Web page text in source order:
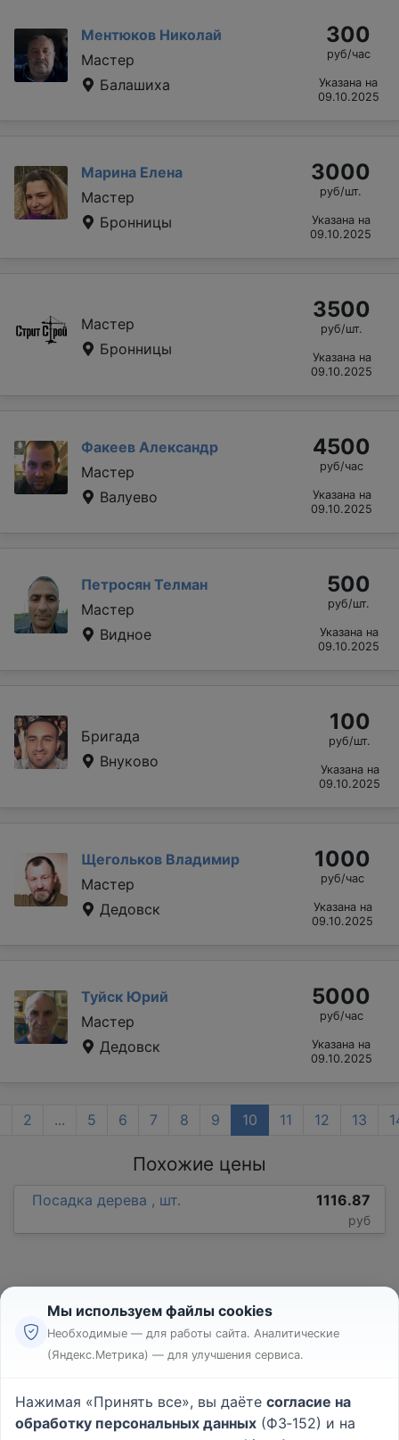
Ментюков Николай
Мастер
Балашиха
300
руб/час
Указана на
09.10.2025
Марина Елена
Мастер
Бронницы
3000
руб/шт.
Указана на
09.10.2025
Мастер
Бронницы
3500
руб/шт.
Указана на
09.10.2025
Факеев Александр
Мастер
Валуево
4500
руб/час
Указана на
09.10.2025
Петросян Телман
Мастер
Видное
500
руб/шт.
Указана на
09.10.2025
Бригада
Внуково
100
руб/шт.
Указана на
09.10.2025
Щегольков Владимир
Мастер
Дедовск
1000
руб/час
Указана на
09.10.2025
Туйск Юрий
Мастер
Дедовск
5000
руб/час
Указана на
09.10.2025
2 ... 5 6 7 8 9 10 11 12 13
Похожие цены
Посадка дерева , шт. 1116.87
руб
Реклама
Пользовательское соглашение
Политика конфиденциальности
Мы используем файлы cookies
Необходимые — для работы сайта. Аналитические
(Яндекс.Метрика) — для улучшения сервиса.
Нажимая «Принять все», вы даёте согласие на
обработку персональных данных (ФЗ‑152) и на